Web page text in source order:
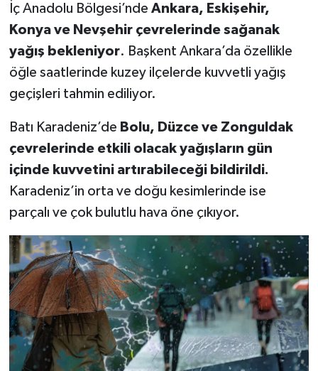
İç Anadolu Bölgesi’nde Ankara, Eskişehir,
Konya ve Nevşehir çevrelerinde sağanak
yağış bekleniyor. Başkent Ankara’da özellikle
öğle saatlerinde kuzey ilçelerde kuvvetli yağış
geçişleri tahmin ediliyor.
Batı Karadeniz’de Bolu, Düzce ve Zonguldak
çevrelerinde etkili olacak yağışların gün
içinde kuvvetini artırabileceği bildirildi.
Karadeniz’in orta ve doğu kesimlerinde ise
parçalı ve çok bulutlu hava öne çıkıyor.